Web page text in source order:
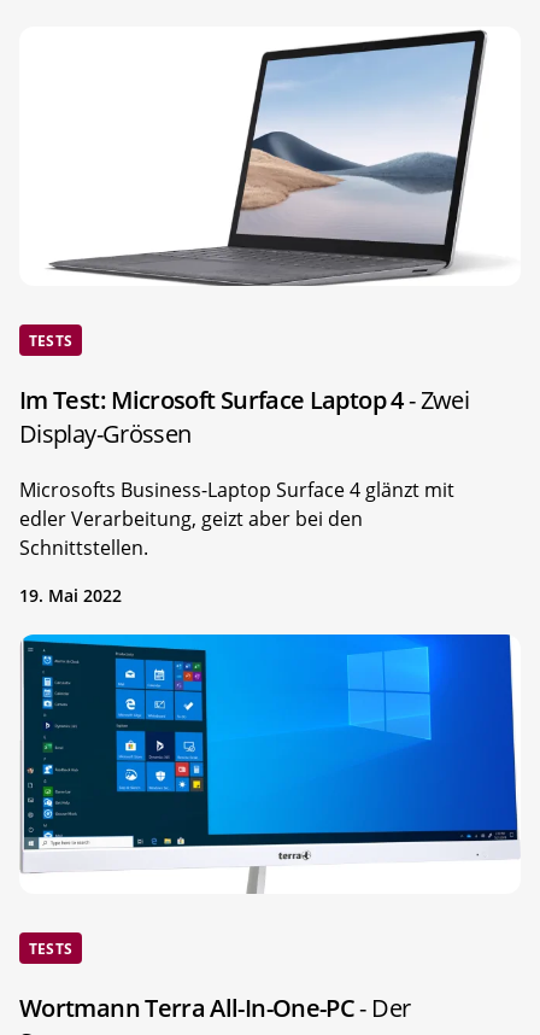
TESTS
Im Test: Microsoft Surface Laptop 4- Zwei
Display-Grössen
Microsofts Business-Laptop Surface 4 glänzt mit
edler Verarbeitung, geizt aber bei den
Schnittstellen.
19. Mai 2022
TESTS
Wortmann Terra All-In-One-PC- Der